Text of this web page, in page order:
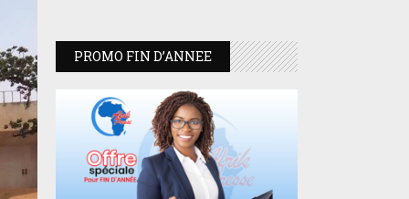
PROMO FIN D’ANNEE